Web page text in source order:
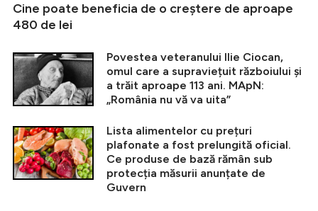
Cine poate beneficia de o creștere de aproape
480 de lei
Povestea veteranului Ilie Ciocan,
omul care a supraviețuit războiului și
a trăit aproape 113 ani. MApN:
„România nu vă va uita”
Lista alimentelor cu prețuri
plafonate a fost prelungită oficial.
Ce produse de bază rămân sub
protecția măsurii anunțate de
Guvern